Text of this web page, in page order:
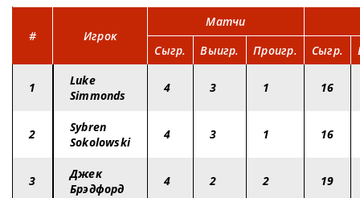
# Игрок
Матчи
Сыгр.
Выигр. Проигр. Сыгр.
1
Luke
Simmonds
4 3 1 16
2
Sybren
Sokolowski
4 3 1 16
3
Джек
Брэдфорд
4 2 2 19